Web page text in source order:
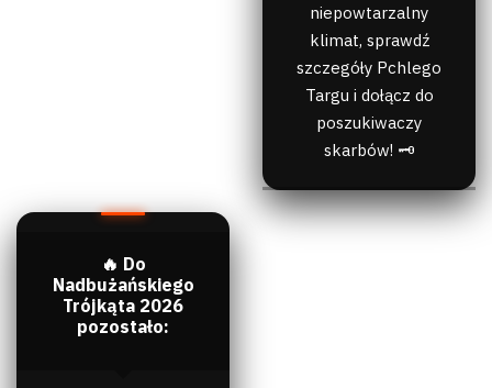
niepowtarzalny
klimat, sprawdź
szczegóły Pchlego
Targu i dołącz do
poszukiwaczy
skarbów! 🗝️
🔥 Do
Nadbużańskiego
Trójkąta 2026
pozostało: